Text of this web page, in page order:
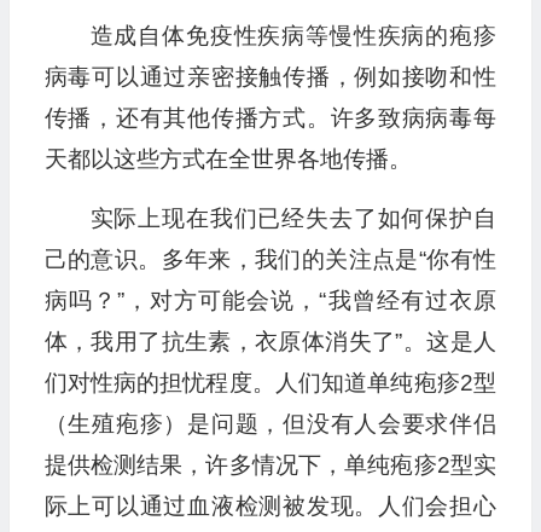
造成自体免疫性疾病等慢性疾病的疱疹
病毒可以通过亲密接触传播，例如接吻和性
传播，还有其他传播方式。许多致病病毒每
天都以这些方式在全世界各地传播。
实际上现在我们已经失去了如何保护自
己的意识。多年来，我们的关注点是“你有性
病吗？”，对方可能会说，“我曾经有过衣原
体，我用了抗生素，衣原体消失了”。这是人
们对性病的担忧程度。人们知道单纯疱疹2型
（生殖疱疹）是问题，但没有人会要求伴侣
提供检测结果，许多情况下，单纯疱疹2型实
际上可以通过血液检测被发现。人们会担心